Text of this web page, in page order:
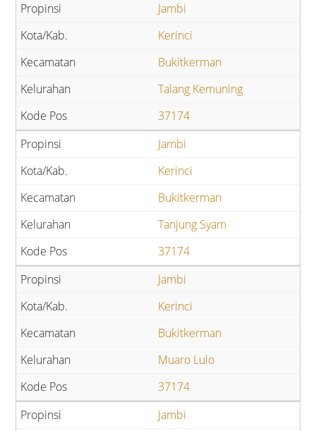
Jambi
Kerinci
Bukitkerman
Talang Kemuning
37174
Jambi
Kerinci
Bukitkerman
Tanjung Syam
37174
Jambi
Kerinci
Bukitkerman
Muaro Lulo
37174
Jambi